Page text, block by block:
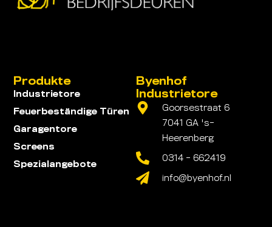
Byenhof
Industrietore
Goorsestraat 6
7041 GA 's-
Heerenberg
0314 - 662419
info@byenhof.nl
Produkte
Industrietore
Feuerbeständige Türen
Garagentore
Screens
Spezialangebote